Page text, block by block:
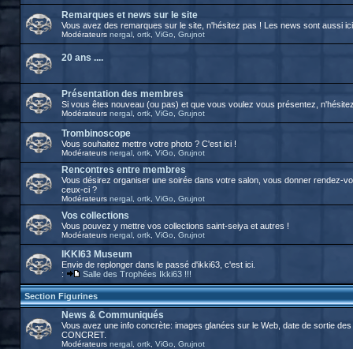
Remarques et news sur le site
Vous avez des remarques sur le site, n'hésitez pas ! Les news sont aussi
Modérateurs nergal, ortk, ViGo Grujnot
20 ans ....
Présentation des membres
Si vous êtes nouveau (ou pas) et que vous voulez vous présentez,
Modérateurs nergal, ortk, ViGo Grujnot
Trombinoscope
Vous souhaitez mettre votre photo ? C'est ici !
Modérateurs nergal, ortk, ViGo Grujnot
Rencontres entre membres
Vous désirez organiser une soirée dans votre salon, vous donner rendez-
ceux-ci ?
Modérateurs nergal, ortk, ViGo Grujnot
Vos collections
Vous pouvez y mettre vos collections saint-seiya et autres !
Modérateurs nergal, ortk, ViGo Grujnot
IKKI63 Museum
Envie de replonger dans le passé d'ikki63, c'est ici.
:
Salle des Trophées Ikki63 !!!
Section Figurines
News & Communiqués
Vous avez une info concrète: images glanées sur le Web, date de sortie
CONCRET.
Modérateurs nergal, ortk, ViGo Grujnot